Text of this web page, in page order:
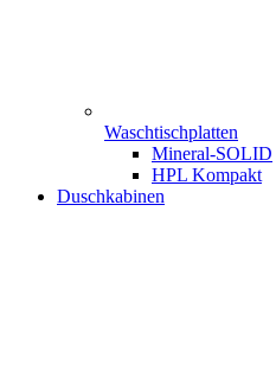
Waschtischplatten
Mineral-SOLID
HPL Kompakt
Duschkabinen